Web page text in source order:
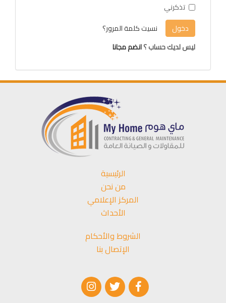
تذكرني
دخول
نسيت كلمة المرور؟
ليس لديك حساب ؟انضم مجانا
الرئيسية
من نحن
المركز الإعلامي
الأحداث
الشروط والأحكام
الإتصال بنا